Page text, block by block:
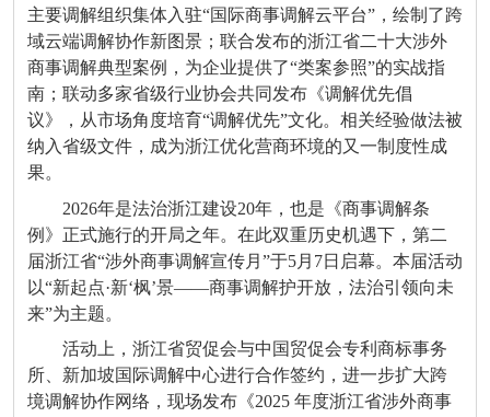
主要调解组织集体入驻“国际商事调解云平台”，绘制了跨
域云端调解协作新图景；联合发布的浙江省二十大涉外
商事调解典型案例，为企业提供了“类案参照”的实战指
南；联动多家省级行业协会共同发布《调解优先倡
议》，从市场角度培育“调解优先”文化。相关经验做法被
纳入省级文件，成为浙江优化营商环境的又一制度性成
果。
2026年是法治浙江建设20年，也是《商事调解条
例》正式施行的开局之年。在此双重历史机遇下，第二
届浙江省“涉外商事调解宣传月”于5月7日启幕。本届活动
以“新起点·新‘枫’景——商事调解护开放，法治引领向未
来”为主题。
活动上，浙江省贸促会与中国贸促会专利商标事务
所、新加坡国际调解中心进行合作签约，进一步扩大跨
境调解协作网络，现场发布《2025 年度浙江省涉外商事